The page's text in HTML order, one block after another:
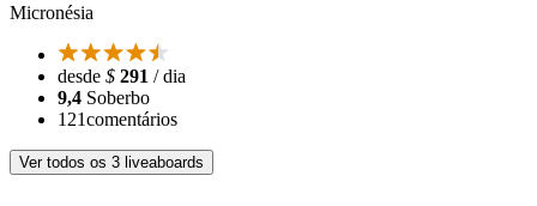
Micronésia
desde $ 291 / dia
9,4 Soberbo
121comentários
Ver todos os 3 liveaboards